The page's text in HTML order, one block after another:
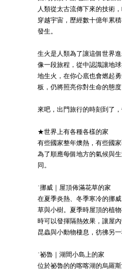
人類從太古流傳下來的技術
穿越宇宙，歷經數十億年累
發生。
生火是人類為了讓這個世界
像一段旅程，從中認識讓地
地生火，在你心底也會燃起
板，仍將照亮你對生命的態
來吧，出門旅行的時刻到了
★世界上有各種各樣的家
有些國家整年燠熱，有些國
為了順應每個地方的氣候與
同。
˙挪威｜屋頂佈滿花草的家
在夏季炎熱、冬季寒冷的挪
草與小樹。夏季時屋頂的植
時可以發揮隔熱效果，讓屋
昆蟲與小動物棲息，彷彿另一
˙祕魯｜湖間小島上的家
位於祕魯的的喀喀湖的烏羅